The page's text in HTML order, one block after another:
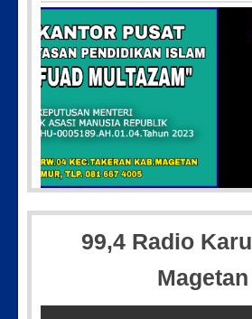
15-097
99,4 Radio
Magetan